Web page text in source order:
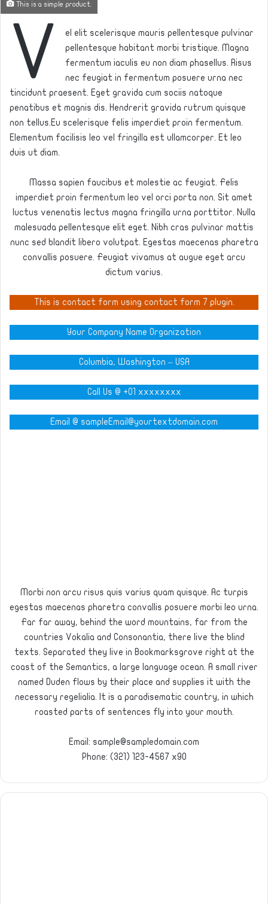
This is a simple product.
V
el elit scelerisque mauris pellentesque pulvinar
pellentesque habitant morbi tristique. Magna
fermentum iaculis eu non diam phasellus. Risus
nec feugiat in fermentum posuere urna nec
tincidunt praesent. Eget gravida cum sociis natoque
penatibus et magnis dis. Hendrerit gravida rutrum quisque
non tellus.Eu scelerisque felis imperdiet proin fermentum.
Elementum facilisis leo vel fringilla est ullamcorper. Et leo
duis ut diam.
Massa sapien faucibus et molestie ac feugiat. Felis
imperdiet proin fermentum leo vel orci porta non. Sit amet
luctus venenatis lectus magna fringilla urna porttitor. Nulla
malesuada pellentesque elit eget. Nibh cras pulvinar mattis
nunc sed blandit libero volutpat. Egestas maecenas pharetra
convallis posuere. Feugiat vivamus at augue eget arcu
dictum varius.
This is contact form using contact form 7 plugin.
Your Company Name Organization
Columbia, Washington – USA
Call Us @ +01 xxxxxxxx
Email @ sampleEmail@yourtextdomain.com
Morbi non arcu risus quis varius quam quisque. Ac turpis
egestas maecenas pharetra convallis posuere morbi leo urna.
Far far away, behind the word mountains, far from the
countries Vokalia and Consonantia, there live the blind
texts. Separated they live in Bookmarksgrove right at the
coast of the Semantics, a large language ocean. A small river
named Duden flows by their place and supplies it with the
necessary regelialia. It is a paradisematic country, in which
roasted parts of sentences fly into your mouth.
Email: sample@sampledomain.com
Phone: (321) 123-4567 x90